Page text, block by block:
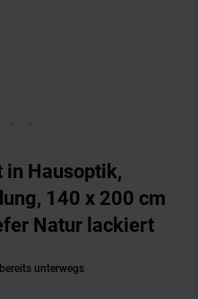
in Hausoptik,
140 x 200 cm
Natur lackiert
unterwegs